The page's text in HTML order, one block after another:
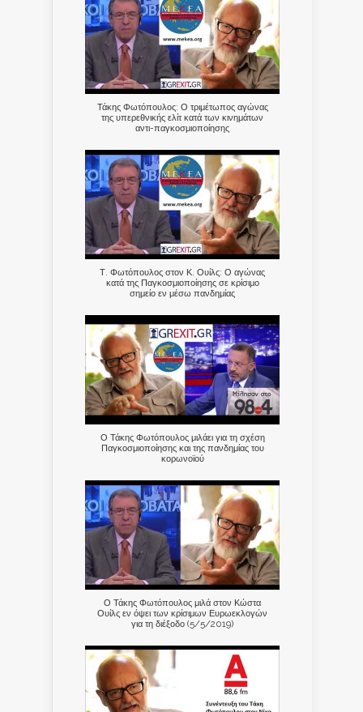
Τάκης Φωτόπουλος: Ο τριμέτωπος αγώνας
της υπερεθνικής ελίτ κατά των κινημάτων
αντι-παγκοσμιοποίησης
Τ. Φωτόπουλος στον Κ. Ουίλς: Ο αγώνας
κατά της Παγκοσμιοποίησης σε κρίσιμο
σημείο εν μέσω πανδημίας
Ο Τάκης Φωτόπουλος μιλάει για τη σχέση
Παγκοσμιοποίησης και της πανδημίας του
κορωνοϊού
Ο Τάκης Φωτόπουλος μιλά στον Κώστα
Ουίλς εν όψει των κρίσιμων Ευρωεκλογών
για τη διέξοδο (5/5/2019)